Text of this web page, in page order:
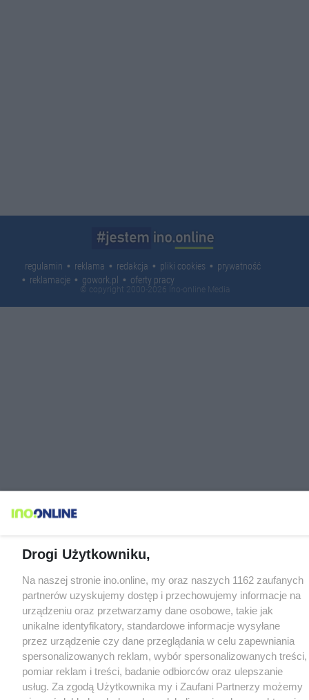
regulamin reklama redakcja pliki cookies
prywatność
reklamacje
gowork.pl oferty pracy
© copyright 2000-2026 Ino-online Media
Drogi Użytkowniku,
Na naszej stronie ino.online, my oraz naszych 1162 zaufanych
partnerów uzyskujemy dostęp i przechowujemy informacje na
urządzeniu oraz przetwarzamy dane osobowe, takie jak
unikalne identyfikatory, standardowe informacje wysyłane
przez urządzenie czy dane przeglądania w celu zapewniania
spersonalizowanych reklam, wybór spersonalizowanych treści,
pomiar reklam i treści, badanie odbiorców oraz ulepszanie
usług. Za zgodą Użytkownika my i Zaufani Partnerzy możemy